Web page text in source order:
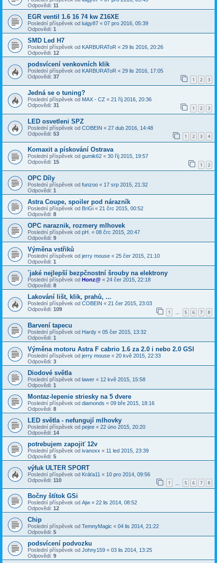
Odpovědi: 11
EGR ventil 1.6 16 74 kw Z16XE
Poslední příspěvek od luigy87 « 07 pro 2016, 05:39
Odpovědi: 1
SMD Led H7
Poslední příspěvek od KARBURAToR « 29 lis 2016, 20:26
Odpovědi: 12
podsvícení venkovních klik
Poslední příspěvek od KARBURAToR « 29 lis 2016, 17:05
Odpovědi: 37 1 2 3
Jedná se o tuning?
Poslední příspěvek od MAX - CZ « 21 říj 2016, 20:36
Odpovědi: 31 1 2 3
LED osvetleni SPZ
Poslední příspěvek od COBEIN « 27 dub 2016, 14:48
Odpovědi: 53 1 2 3 4
Komaxit a pískování Ostrava
Poslední příspěvek od gumik62 « 30 říj 2015, 19:57
Odpovědi: 15 1 2
OPC Díly
Poslední příspěvek od funzoo « 17 srp 2015, 21:32
Odpovědi: 1
Astra Coupe, spoiler pod nárazník
Poslední příspěvek od BriGi « 21 črc 2015, 00:52
Odpovědi: 8
OPC naraznik, rozmery mlhovek
Poslední příspěvek od pH. « 08 črc 2015, 20:47
Odpovědi: 9
Výměna vstřiků
Poslední příspěvek od jerry mouse « 25 čer 2015, 21:10
Odpovědi: 1
´jaké nejlepší bezpčnostní šrouby na elektrony
Poslední příspěvek od Honz@ « 24 čer 2015, 22:18
Odpovědi: 8
Lakování lišt, klik, prahů, ...
Poslední příspěvek od COBEIN « 21 čer 2015, 23:03
Odpovědi: 109 1 … 5 6 7 8
Barvení tapecu
Poslední příspěvek od Hardy « 05 čer 2015, 13:32
Odpovědi: 1
Výměna motoru Astra F cabrio 1.6 za 2.0 i nebo 2.0 GSI
Poslední příspěvek od jerry mouse « 20 kvě 2015, 22:33
Odpovědi: 3
Diodové světla
Poslední příspěvek od lawer « 12 kvě 2015, 15:58
Odpovědi: 1
Montaz-lepenie striesky na 5 dvere
Poslední příspěvek od diamonds « 09 bře 2015, 18:16
Odpovědi: 8
LED světla - nefungují mlhovky
Poslední příspěvek od pejee « 22 úno 2015, 20:20
Odpovědi: 14
potrebujem zapojiť 12v
Poslední příspěvek od ivanoxx « 11 led 2015, 23:39
Odpovědi: 5
výfuk ULTER SPORT
Poslední příspěvek od Kráťa11 « 10 pro 2014, 09:56
Odpovědi: 110 1 5 6 7 8
Bočny štítok GSi
Poslední příspěvek od Ajw « 22 lis 2014, 08:52
Odpovědi: 12
Chip
Poslední příspěvek od TemnyMagic « 04 lis 2014, 21:22
Odpovědi: 5
podsvícení podvozku
Poslední příspěvek od Johny159 « 03 lis 2014, 13:25
Odpovědi: 9